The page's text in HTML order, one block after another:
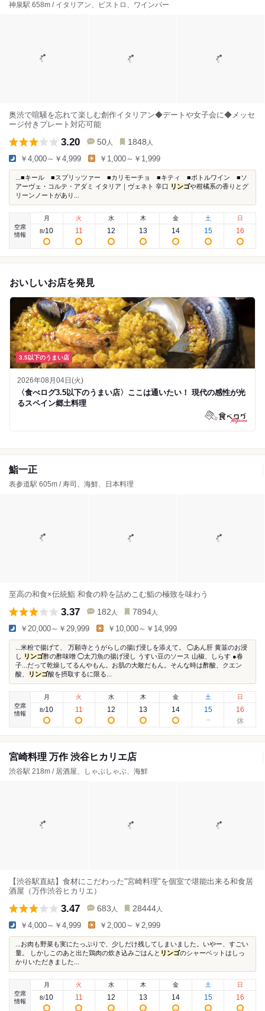
神泉駅 658m / イタリアン、ビストロ、ワインバー
奥渋で喧騒を忘れて楽しむ創作イタリアン◆デートや女子会に◆メッセ
ージ付きプレート対応可能
3.20 50 人 1848 人
￥4,000～￥4,999 ￥1,000～￥1,999
...■キール ■スプリッツァー ■カリモーチョ ■キティ ■ボトルワイン ■ソ
アーヴェ・コルテ・アダミ イタリア｜ヴェネト 辛口
リンゴや柑橘系の香りとグ
リーンノートがあり...
空席
情報
月
8/10
火
11
水
12
木
13
金
14
土
15
日
16
おいしいお店を発見
3.5以下のうまい店
2026年08月04日(火)
〈食べログ3.5以下のうまい店〉ここは通いたい！ 現代の感性が光
るスペイン郷土料理
鮨一正
表参道駅 605m / 寿司、海鮮、日本料理
至高の和食×伝統鮨 和食の粋を詰めこむ鮨の極致を味わう
3.37 182 人 7894 人
￥20,000～￥29,999 ￥10,000～￥14,999
...米粉で揚げて、 万願寺とうがらしの揚げ浸しを添えて。 ◯あん肝 黄韮のお浸
し リンゴ酢の酢味噌 ◯太刀魚の揚げ浸し うすい豆のソース 山椒、しらす ●春
子...だって乾燥してるんやもん。お肌の大敵だもん。そんな時は酢酸、クエン
酸、
リンゴ酸を摂取するに限る...
空席
情報
月
8/10
火
11
水
12
木
13
金
14
土
15
日
16
宮崎料理 万作 渋谷ヒカリエ店
渋谷駅 218m / 居酒屋、しゃぶしゃぶ、海鮮
【渋谷駅直結】食材にこだわった"宮崎料理"を個室で堪能出来る和食居
酒屋（万作渋谷ヒカリエ）
3.47 683 人 28444 人
￥4,000～￥4,999 ￥2,000～￥2,999
...お肉も野菜も実にたっぷりで、少しだけ残してしまいました。いやー、すごい
量。 しかしこのあと出た鶏肉の炊き込みごはんと リンゴのシャーベットはしっ
かりいただきました...
空席
情報
月
8/10
火
11
水
12
木
13
金
14
土
15
日
16